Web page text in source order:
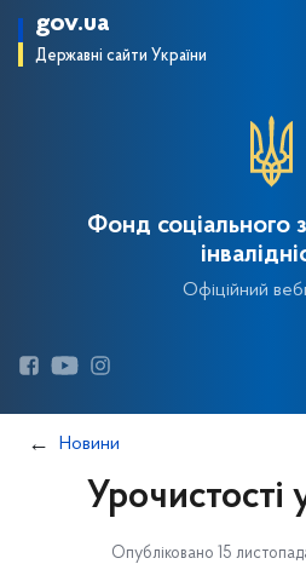
gov.ua
Державні сайти України
Фонд соціального
Офіційний
Новини
Урочистості
Опубліковано 15